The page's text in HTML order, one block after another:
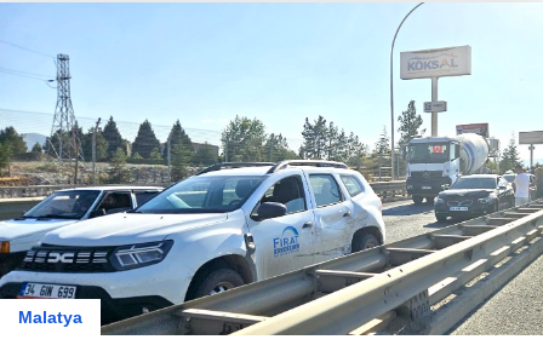
Malatya